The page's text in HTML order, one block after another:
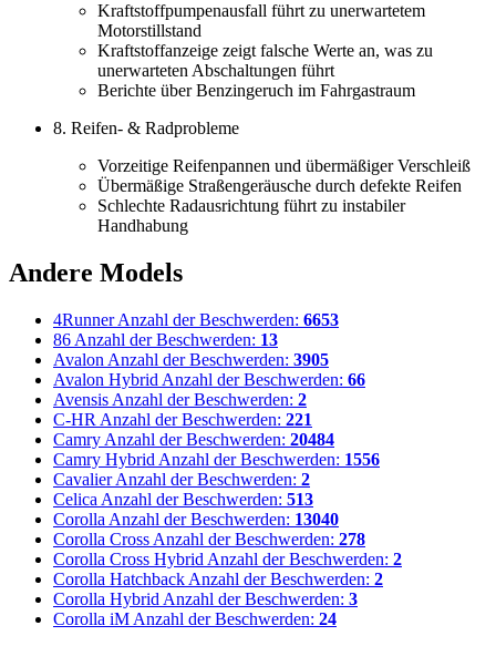
Kraftstoffpumpenausfall führt zu unerwartetem
Motorstillstand
Kraftstoffanzeige zeigt falsche Werte an, was zu
unerwarteten Abschaltungen führt
Berichte über Benzingeruch im Fahrgastraum
8. Reifen- & Radprobleme
Vorzeitige Reifenpannen und übermäßiger Verschleiß
Übermäßige Straßengeräusche durch defekte Reifen
Schlechte Radausrichtung führt zu instabiler
Handhabung
Andere Models
4Runner Anzahl der Beschwerden: 6653
86 Anzahl der Beschwerden: 13
Avalon Anzahl der Beschwerden: 3905
Avalon Hybrid Anzahl der Beschwerden: 66
Avensis Anzahl der Beschwerden: 2
C-HR Anzahl der Beschwerden: 221
Camry Anzahl der Beschwerden: 20484
Camry Hybrid Anzahl der Beschwerden: 1556
Cavalier Anzahl der Beschwerden: 2
Celica Anzahl der Beschwerden: 513
Corolla Anzahl der Beschwerden: 13040
Corolla Cross Anzahl der Beschwerden: 278
Corolla Cross Hybrid Anzahl der Beschwerden: 2
Corolla Hatchback Anzahl der Beschwerden: 2
Corolla Hybrid Anzahl der Beschwerden: 3
Corolla iM Anzahl der Beschwerden: 24